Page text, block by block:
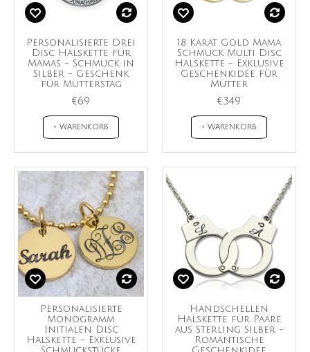
Personalisierte Drei
Disc Halskette für
Mamas - Schmuck in
Silber - Geschenk
für Mutterstag
€69
+ WARENKORB
18 Karat Gold Mama
Schmuck Multi Disc
Halskette - Exklusive
Geschenkidee für
Mütter
€349
+ WARENKORB
Personalisierte
Monogramm
Initialen Disc
Halskette - Exklusive
Handschellen
Halskette für Paare
aus Sterling Silber -
Romantische